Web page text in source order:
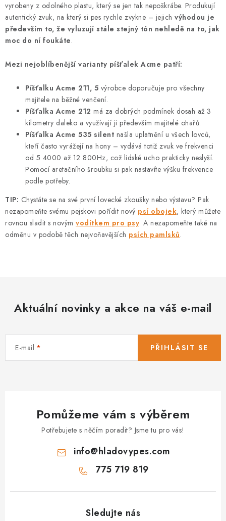
vyrobeny z odolného plastu, který se jen tak nepoškrábe. Produkují
autentický zvuk, na který si pes rychle zvykne – jejich výhodou je
především to, že vyluzují stále stejný tón nehledě na to, jak
moc do ní foukáte.
Mezi nejoblíbenější varianty píšťalek Acme patří:
Píšťalku Acme 211, 5 výrobce doporučuje pro všechny
majitele na běžné venčení.
Píšťalka Acme 212 má za dobrých podmínek dosah až 3
kilometry daleko a využívají ji především majitelé ohařů.
Píšťalka Acme 535 silent našla uplatnění u všech lovců,
kteří často vyrážejí na hony – vydává totiž zvuk ve frekvenci
od 5 4000 až 12 800Hz, což lidské ucho prakticky neslyší.
Pomocí aretačního šroubku si pak nastavíte výšku frekvence
podle potřeby.
TIP: Chystáte se na své první lovecké zkoušky nebo výstavu? Pak
nezapomeňte svému pejskovi pořídit nový psí obojek, který můžete
rovnou sladit s novým vodítkem pro psy. A nezapomeňte také na
odměnu v podobě těch nejvoňavějších psích pamlsků.
Aktuální novinky a akce na váš e-mail
E-mail PŘIHLÁSIT SE
Pomůžeme vám s výběrem
Potřebujete s něčím poradit? Jsme tu pro vás!
info@hladovypes.com
775 719 819